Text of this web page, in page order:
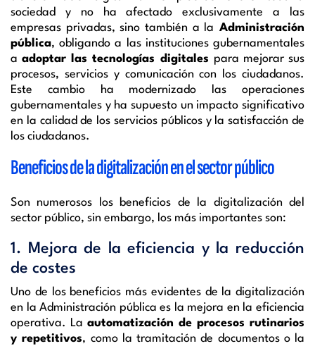
sociedad y no ha afectado exclusivamente a las
empresas privadas, sino también a la Administración
pública, obligando a las instituciones gubernamentales
aadoptar las tecnologías digitales para mejorar sus
procesos, servicios y comunicación con los ciudadanos.
Este cambio ha modernizado las operaciones
gubernamentales y ha supuesto un impacto significativo
en la calidad de los servicios públicos y la satisfacción de
los ciudadanos.
Beneficios de la digitalización en el sector público
Son numerosos los beneficios de la digitalización del
sector público, sin embargo, los más importantes son:
1. Mejora de la eficiencia y la reducción
de costes
Uno de los beneficios más evidentes de la digitalización
en la Administración pública es la mejora en la eficiencia
operativa. La automatización de procesos rutinarios
y repetitivos, como la tramitación de documentos o la